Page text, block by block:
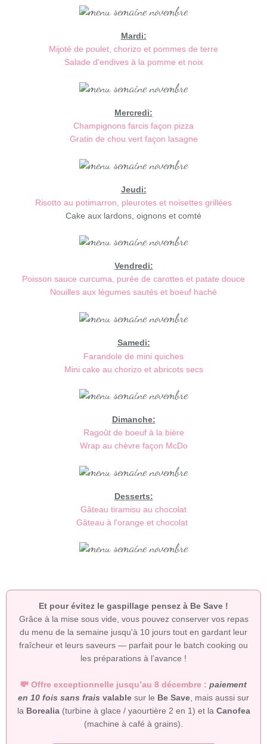
Mardi:
Mijoté de poulet, chorizo et pommes de terre
Salade d'endives à la pomme et noix
Mercredi:
Champignons farcis façon pizza
Gratin de chou vert façon lasagne
Jeudi:
Risotto au potimarron, pleurotes et noisettes grillées
Cake aux lardons, oignons et comté
Vendredi:
Poisson sauce curcuma, purée de carottes et patate douce
Nouilles aux légumes sautés et boeuf haché
Samedi:
Farandole de mini quiches
Mini cake au chorizo et abricots secs
Dimanche:
Ragoût de boeuf à la bière
Wrap au chèvre façon McDo
Desserts:
Gâteau tiramisu au chocolat
Gâteau à l'orange et chocolat
Et pour évitez le gaspillage pensez à Be Save !
Grâce à la mise sous vide, vous pouvez conserver vos repas
du menu de la semaine jusqu'à 10 jours tout en gardant leur
fraîcheur et leurs saveurs — parfait pour le batch cooking ou
les préparations à l’avance !
💸 Offre exceptionnelle jusqu’au 8 décembre : paiement
en 10 fois sans frais valable sur le Be Save , mais aussi sur
la Borealia(turbine à glace / yaourtière 2 en 1) et la Canofea
(machine à café à grains).